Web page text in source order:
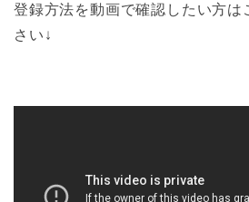
登録方法を動画で確認したい方は
さい↓